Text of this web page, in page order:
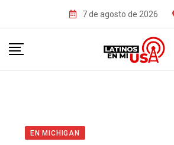
7 de agosto de 2026
EN MICHIGAN